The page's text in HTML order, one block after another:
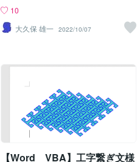
Ｙ Const NARILENG = 40
'ひし形長い対角線長さ Const
NARICOLS = 5 '列数 Const
1 Const NATILNW2 = 1 '線
の太さ2 '-----------------------------------------
---------------------------------- Dim Ip As Int
eger, Jp As Integer Dim Kp As Integer, l
ngCol As Long Dim intWiD As Integer, i
ntHei As Integer Dim intWiH As Integer,
intHeH As Integer Dim intWiS As Integ
er, intHeS As Integer Dim intWi
10
大久保 雄一 2022/10/07
【Word VBA】工字繋ぎ文様